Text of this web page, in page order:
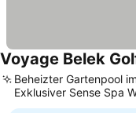
Voyage Belek
Beheizter Gartenpool
Exklusiver Sense Spa
Rückzugsort